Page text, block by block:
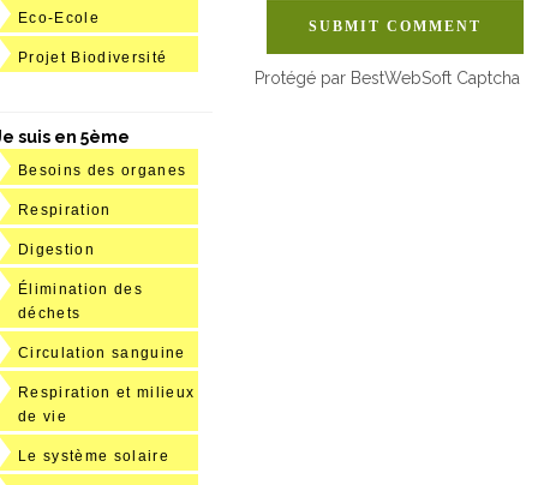
SUBMIT COMMENT
Protégé par BestWebSoft Captcha
Eco-Ecole
Projet Biodiversité
suis en 5ème
Besoins des organes
Respiration
Digestion
Élimination des
déchets
Circulation sanguine
Respiration et milieux
de vie
Le système solaire